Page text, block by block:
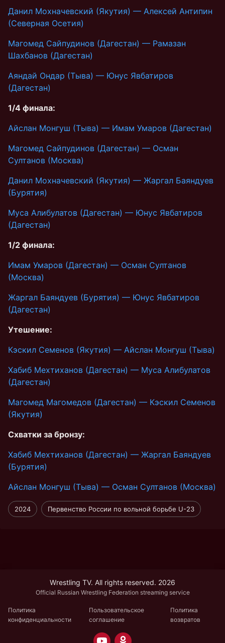
Данил Мохначевский (Якутия) — Алексей Антипин
(Северная Осетия)
Магомед Сайпудинов (Дагестан) — Рамазан
Шахбанов (Дагестан)
Аяндай Ондар (Тыва) — Юнус Явбатиров
(Дагестан)
1/4 финала:
Айслан Монгуш (Тыва) — Имам Умаров (Дагестан)
Магомед Сайпудинов (Дагестан) — Осман
Султанов (Москва)
Данил Мохначевский (Якутия) — Жаргал Баяндуев
(Бурятия)
Муса Алибулатов (Дагестан) — Юнус Явбатиров
(Дагестан)
1/2 финала:
Имам Умаров (Дагестан) — Осман Султанов
(Москва)
Жаргал Баяндуев (Бурятия) — Юнус Явбатиров
(Дагестан)
Утешение:
Кэскил Семенов (Якутия) — Айслан Монгуш (Тыва)
Хабиб Мехтиханов (Дагестан) — Муса Алибулатов
(Дагестан)
Магомед Магомедов (Дагестан) — Кэскил Семенов
(Якутия)
Схватки за бронзу:
Хабиб Мехтиханов (Дагестан) — Жаргал Баяндуев
(Бурятия)
Айслан Монгуш (Тыва) — Осман Султанов (Москва)
2024 Первенство России по вольной борьбе U-23
Wrestling TV. All rights reserved. 2026
Official Russian Wrestling Federation streaming service
Политика
конфиденциальности
Пользовательское
соглашение
Политика
возвратов